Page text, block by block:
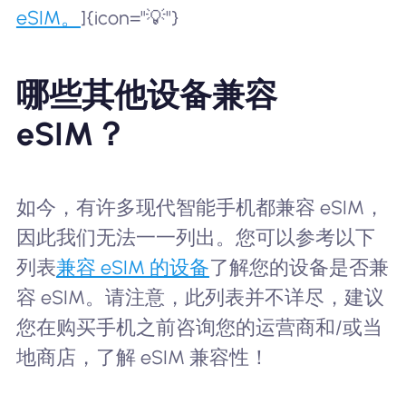
eSIM。 ]{icon="💡"}
哪些其他设备兼容
eSIM？
如今，有许多现代智能手机都兼容 eSIM，
因此我们无法一一列出。您可以参考以下
列表兼容 eSIM 的设备了解您的设备是否兼
容 eSIM。请注意，此列表并不详尽，建议
您在购买手机之前咨询您的运营商和/或当
地商店，了解 eSIM 兼容性！